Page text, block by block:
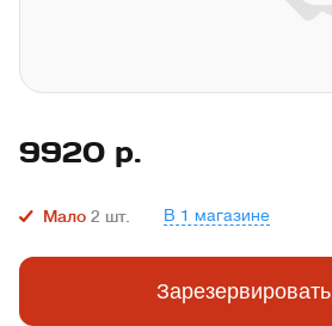
9920 р.
Мало 2 шт. В 1 магазине
Зарезервировать